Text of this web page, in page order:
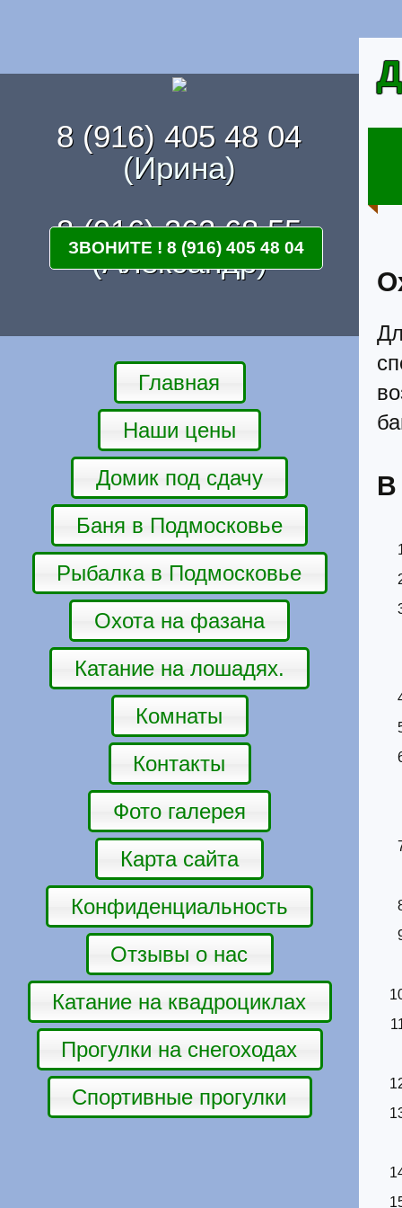
8 (916) 405 48 04
(Ирина)
8 (916) 262 68 55
(Александр)
Главная
Наши цены
Домик под сдачу
Баня в Подмосковье
Рыбалка в Подмосковье
Охота на фазана
Катание на лошадях.
Комнаты
Контакты
Фото галерея
Карта сайта
Конфиденциальность
Отзывы о нас
Катание на квадроциклах
Прогулки на снегоходах
Спортивные прогулки
В
ЗВОНИТЕ ! 8 (916) 405 48 04